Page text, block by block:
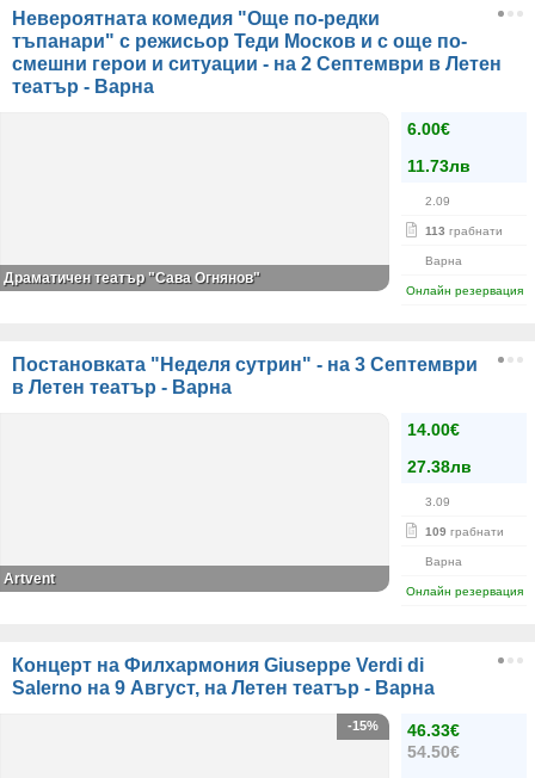
Невероятната комедия "Още по-редки
тъпанари" с режисьор Теди Москов и с още по-
смешни герои и ситуации - на 2 Септември в Летен
театър - Варна
6.00€
11.73лв
2.09
113 грабнати
Варна
Онлайн резервация
Драматичен театър "Сава Огнянов"
Постановката "Неделя сутрин" - на 3 Септември
в Летен театър - Варна
14.00€
27.38лв
3.09
109 грабнати
Варна
Онлайн резервация
Аrtvent
Концерт на Филхармония Giuseppe Verdi di
Salerno на 9 Август, на Летен театър - Варна
46.33€
54.50€
-15%